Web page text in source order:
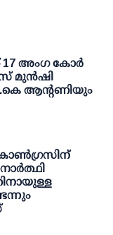
17 അംഗ കോര്‍
മുന്‍ഷി
ആന്റണിയും